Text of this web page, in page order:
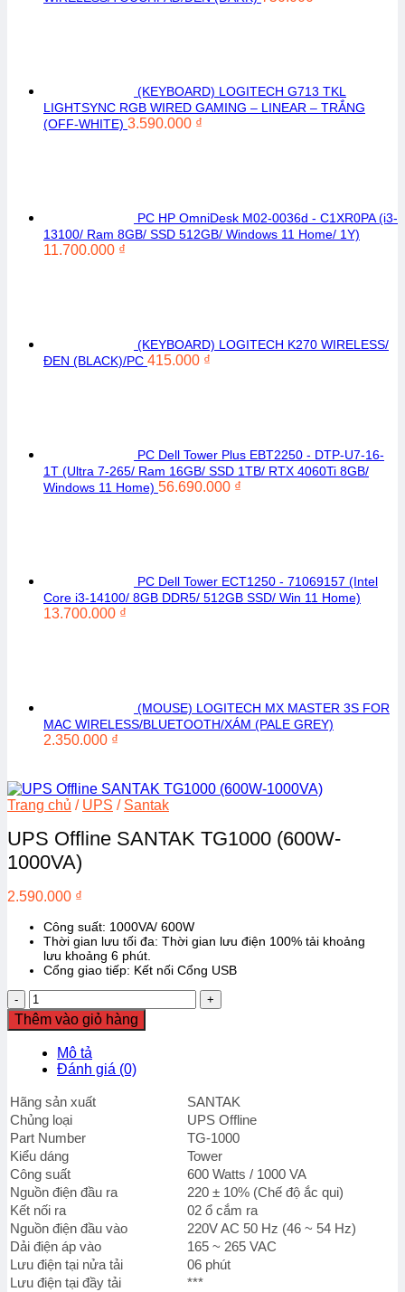
(KEYBOARD) LOGITECH G713 TKL
LIGHTSYNC RGB WIRED GAMING – LINEAR – TRẮNG
(OFF-WHITE) 3.590.000 ₫
PC HP OmniDesk M02-0036d - C1XR0PA (i3-
13100/ Ram 8GB/ SSD 512GB/ Windows 11 Home/ 1Y)
11.700.000 ₫
(KEYBOARD) LOGITECH K270 WIRELESS/
ĐEN (BLACK)/PC 415.000 ₫
PC Dell Tower Plus EBT2250 - DTP-U7-16-
1T (Ultra 7-265/ Ram 16GB/ SSD 1TB/ RTX 4060Ti 8GB/
Windows 11 Home) 56.690.000 ₫
PC Dell Tower ECT1250 - 71069157 (Intel
Core i3-14100/ 8GB DDR5/ 512GB SSD/ Win 11 Home)
13.700.000 ₫
(MOUSE) LOGITECH MX MASTER 3S FOR
MAC WIRELESS/BLUETOOTH/XÁM (PALE GREY)
2.350.000 ₫
Trang chủ / UPS / Santak
UPS Offline SANTAK TG1000 (600W-
1000VA)
2.590.000 ₫
Công suất: 1000VA/ 600W
Thời gian lưu tối đa: Thời gian lưu điện 100% tải khoảng
lưu khoảng 6 phút.
Cổng giao tiếp: Kết nối Cổng USB
UPS
Offline
SANTAK
TG1000
(600W-
1000VA)
lượng
Thêm vào giỏ hàng
Mô tả
Đánh giá (0)
Hãng sản xuất
SANTAK
Chủng loại
UPS Offline
Part Number
TG-1000
Kiểu dáng
Tower
Công suất
600 Watts / 1000 VA
Nguồn điện đầu ra
220 ± 10% (Chế độ ắc qui)
Kết nối ra
02 ổ cắm ra
Nguồn điện đầu vào
220V AC 50 Hz (46 ~ 54 Hz)
Dải điện áp vào
165 ~ 265 VAC
Lưu điện tại nửa tải
06 phút
Lưu điện tại đầy tải
***